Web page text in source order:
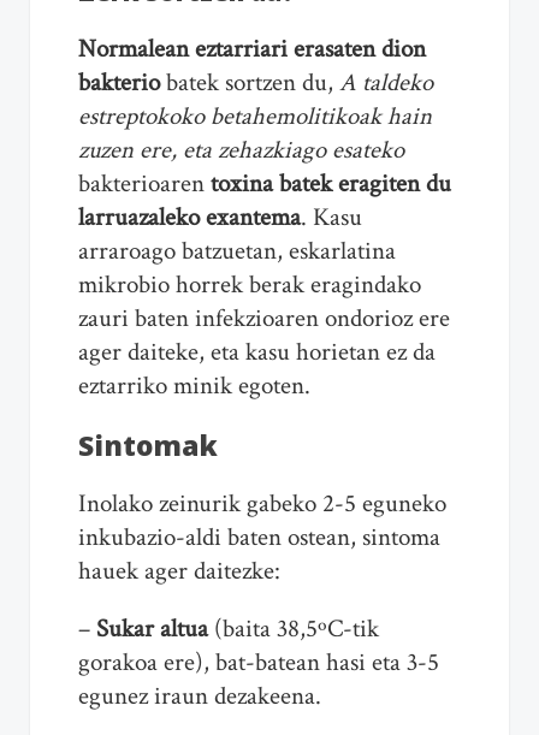
Normalean eztarriari erasaten dion
bakteriobatek sortzen du, A taldeko
estreptokoko betahemolitikoak hain
zuzen ere, eta zehazkiago esateko
bakterioarentoxina batek eragiten du
larruazalekoexantema. Kasu
arraroago batzuetan, eskarlatina
mikrobio horrek berak eragindako
zauri baten infekzioaren ondorioz ere
ager daiteke, eta kasu horietan ez da
eztarriko minik egoten.
Sintomak
Inolako zeinurik gabeko 2-5 eguneko
inkubazio-aldi baten ostean, sintoma
hauek ager daitezke:
– Sukar altua(baita 38,5ºC-tik
gorakoa ere), bat-batean hasi eta 3-5
egunez iraun dezakeena.